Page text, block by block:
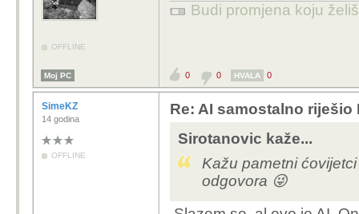
OFFLINE
Budi promjena koju
Moj PC 0 0 HVALA 0
SimeKZ
14 godina
OFFLINE
Re: AI samostalno
Sirotanovic kaže...
Kažu pametni
odgovora 😜